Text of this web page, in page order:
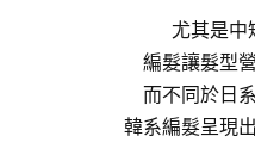
尤其是中
編髮讓髮型
而不同於日
韓系編髮呈現